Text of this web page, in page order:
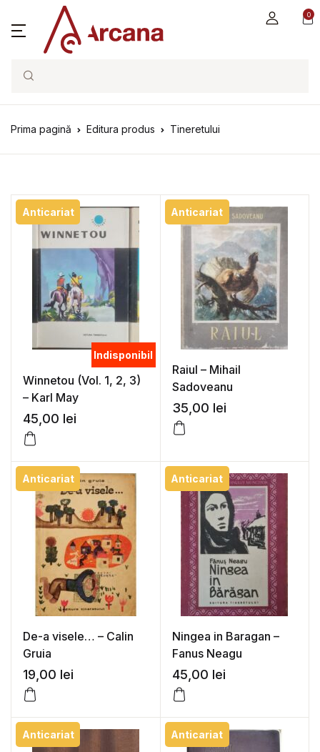
0
Search
Prima pagină Editura produs Tineretului
Anticariat
Indisponibil
Winnetou (Vol. 1, 2, 3)
– Karl May
45,00 lei
Anticariat
Raiul – Mihail
Sadoveanu
35,00 lei
Anticariat
De-a visele… – Calin
Gruia
19,00 lei
Anticariat
Ningea in Baragan –
Fanus Neagu
45,00 lei
Anticariat Anticariat